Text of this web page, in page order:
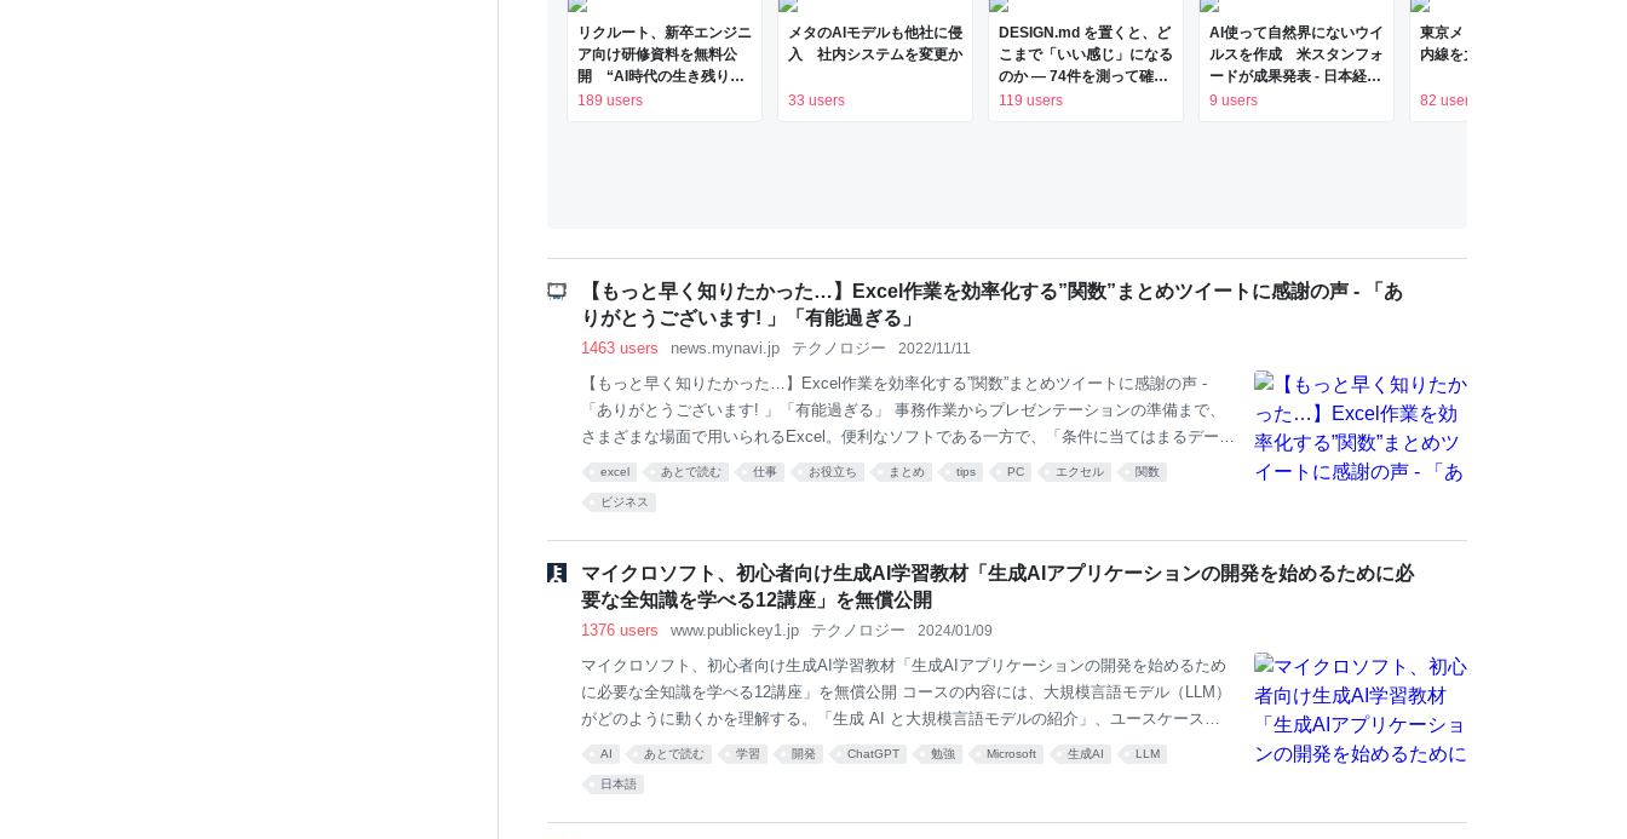
リクルート、新卒エンジニ
ア向け研修資料を無料公
開 “AI時代の生き残り
方”など紹介する13本
189 users
メタのAIモデルも他社に侵
入 社内システムを変更か
33 users
DESIGN.md を置くと、ど
こまで「いい感じ」になる
のか — 74件を測って確か
めた
119 users
AI使って自然界にないウイ
ルスを作成 米スタンフォ
ードが成果発表 - 日本経済
新聞
9 users
東京メトロ、銀座線・丸ノ
内線を大増発 計212本
82 users
【もっと早く知りたかった…】Excel作業を効率化する”関数”まとめツイートに感謝の声 - 「あ
りがとうございます! 」「有能過ぎる」
1463 users news.mynavi.jp テクノロジー 2022/11/11
【もっと早く知りたかった…】Excel作業を効率化する”関数”まとめツイートに感謝の声 -
「ありがとうございます! 」「有能過ぎる」 事務作業からプレゼンテーションの準備まで、
さまざまな場面で用いられるExcel。便利なソフトである一方で、「条件に当てはまるデータ
を探すのが大変…」「曜日やふりがなを入力するのが面倒」といったストレスを抱えている
む方々に向けて、役立つ知識をわかりやすく紹介しています。 Excel医さんが10月27日に投
稿したツイートでは、作業を効率化するために必須の”関数”が、1枚の表にまとめられていま
す。 昔の私はExcel関数を全く知らず、ほぼ全ての変換作業
excel あとで読む 仕事 お役立ち まとめ tips PC エクセル 関数
ビジネス
マイクロソフト、初心者向け生成AI学習教材「生成AIアプリケーションの開発を始めるために必
要な全知識を学べる12講座」を無償公開
1376 users www.publickey1.jp テクノロジー 2024/01/09
マイクロソフト、初心者向け生成AI学習教材「生成AIアプリケーションの開発を始めるため
に必要な全知識を学べる12講座」を無償公開 コースの内容には、大規模言語モデル（LLM）
がどのように動くかを理解する。「生成 AI と大規模言語モデルの紹介」、ユースケースに
適したAIモデルを選択できるようにする「様々なLLMの調査と比較」、プロンプトの構造と
ンの構築」、外部APIからデータを取得するためFunction Callingを設定する「Function Callin
AI あとで読む 学習 開発 ChatGPT 勉強 Microsoft 生成AI LLM
日本語